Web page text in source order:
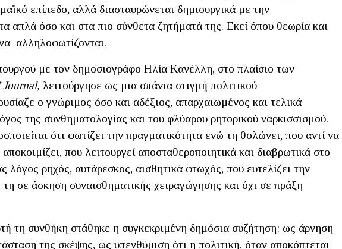
επίπεδο, αλλά διασταυρώνεται δημιουργικά με την
απλά όσο και στα πιο σύνθετα ζητήματά της. Εκεί όπου θεωρία και
αλληλοφωτίζονται.
με τον δημοσιογράφο Ηλία Κανέλλη, στο πλαίσιο των
Journal, λειτούργησε ως μια σπάνια στιγμή πολιτικού
ο γνώριμος όσο και αδέξιος, απαρχαιωμένος και τελικά
της συνθηματολογίας και του φλύαρου ρητορικού ναρκισσισμού.
ότι φωτίζει την πραγματικότητα ενώ τη θολώνει, που αντί να
που λειτουργεί αποσταθεροποιητικά και διαβρωτικά στο
λόγος ρηχός, αυτάρεσκος, αισθητικά φτωχός, που ευτελίζει την
τη σε άσκηση συναισθηματικής χειραγώγησης και όχι σε πράξη
τη συνθήκη στάθηκε η συγκεκριμένη δημόσια συζήτηση: ως άρνηση
της σκέψης, ως υπενθύμιση ότι η πολιτική, όταν αποκόπτεται